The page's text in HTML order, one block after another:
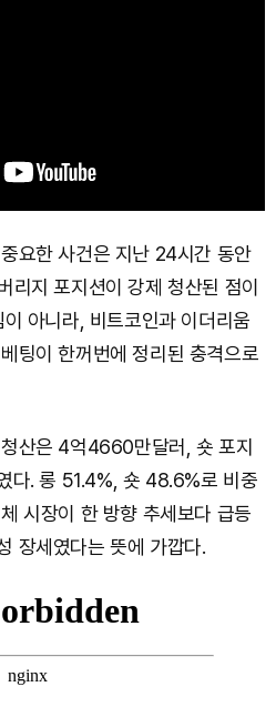
요한 사건은 지난 24시간 동안
지 포지션이 강제 청산된 점이
아니라, 비트코인과 이더리움
팅이 한꺼번에 정리된 충격으로
산은 4억4660만달러, 숏 포지
다. 롱 51.4%, 숏 48.6%로 비중
시장이 한 방향 추세보다 급등
장세였다는 뜻에 가깝다.